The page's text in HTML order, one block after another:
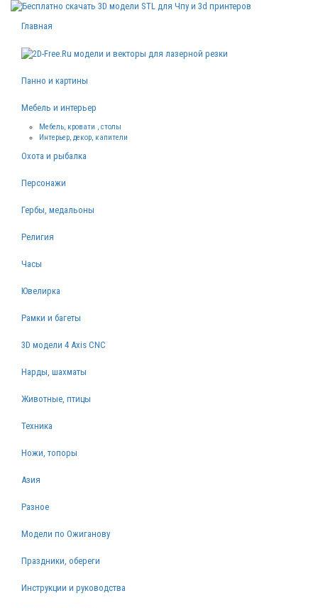
Главная
Панно и картины
Мебель и интерьер
Мебель, кровати , столы
Интерьер, декор, капители
Охота и рыбалка
Персонажи
Гербы, медальоны
Религия
Часы
Ювелирка
Рамки и багеты
3D модели 4 Axis CNC
Нарды, шахматы
Животные, птицы
Техника
Ножи, топоры
Азия
Разное
Модели по Ожиганову
Праздники, обереги
Инструкции и руководства